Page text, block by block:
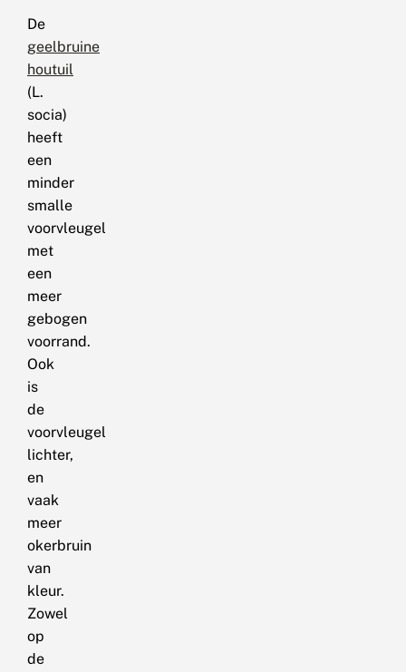
De
geelbruine
houtuil
(L.
socia)
heeft
een
minder
smalle
voorvleugel
met
een
meer
gebogen
voorrand.
Ook
is
de
voorvleugel
lichter,
en
vaak
meer
okerbruin
van
kleur.
Zowel
op
de